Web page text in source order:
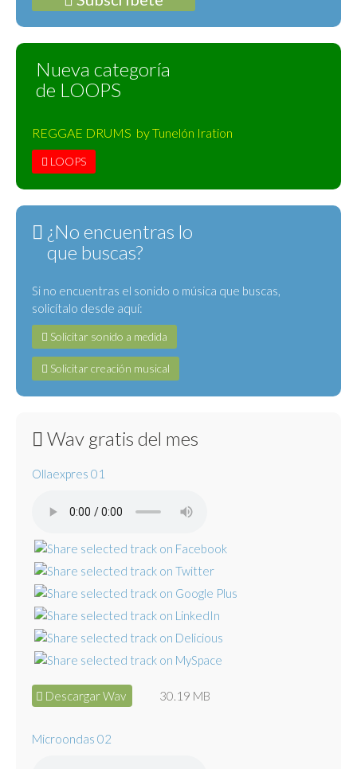
Nueva categoría
de LOOPS
REGGAE DRUMS by Tunelón Iration
LOOPS
¿No encuentras lo
que buscas?
Si no encuentras el sonido o música que buscas,
solicítalo desde aquí:
Solicitar sonido a medida
Solicitar creación musical
Wav gratis del mes
Ollaexpres 01
Descargar Wav 30.19 MB
Microondas 02